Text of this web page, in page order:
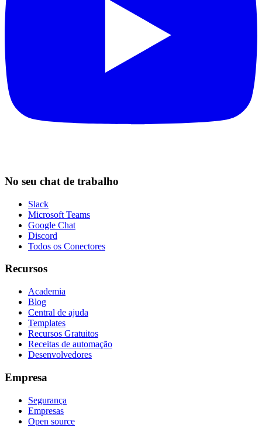
No seu chat de trabalho
Slack
Microsoft Teams
Google Chat
Discord
Todos os Conectores
Recursos
Academia
Blog
Central de ajuda
Templates
Recursos Gratuitos
Receitas de automação
Desenvolvedores
Empresa
Segurança
Empresas
Open source